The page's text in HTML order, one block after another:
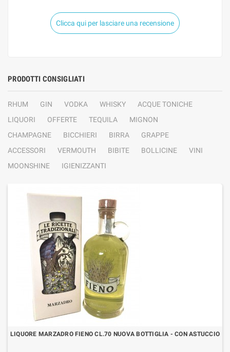
Clicca qui per lasciare una recensione
PRODOTTI CONSIGLIATI
RHUM GIN VODKA WHISKY
ACQUE TONICHE
LIQUORI
OFFERTE TEQUILA
MIGNON
CHAMPAGNE
BICCHIERI BIRRA
GRAPPE
ACCESSORI
VERMOUTH BIBITE BOLLICINE
VINI
MOONSHINE
IGIENIZZANTI
LIQUORE MARZADRO FIENO CL.70 NUOVA BOTTIGLIA - CON ASTUCCIO